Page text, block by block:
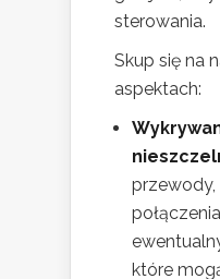
sterowania.
Skup się na
aspektach:
przewody,
które